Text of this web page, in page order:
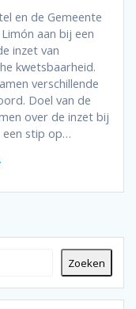
en de Gemeente
aan bij een
inzet van
kwetsbaarheid.
verschillende
Doel van de
over de inzet bij
een stip op…
Zoeken